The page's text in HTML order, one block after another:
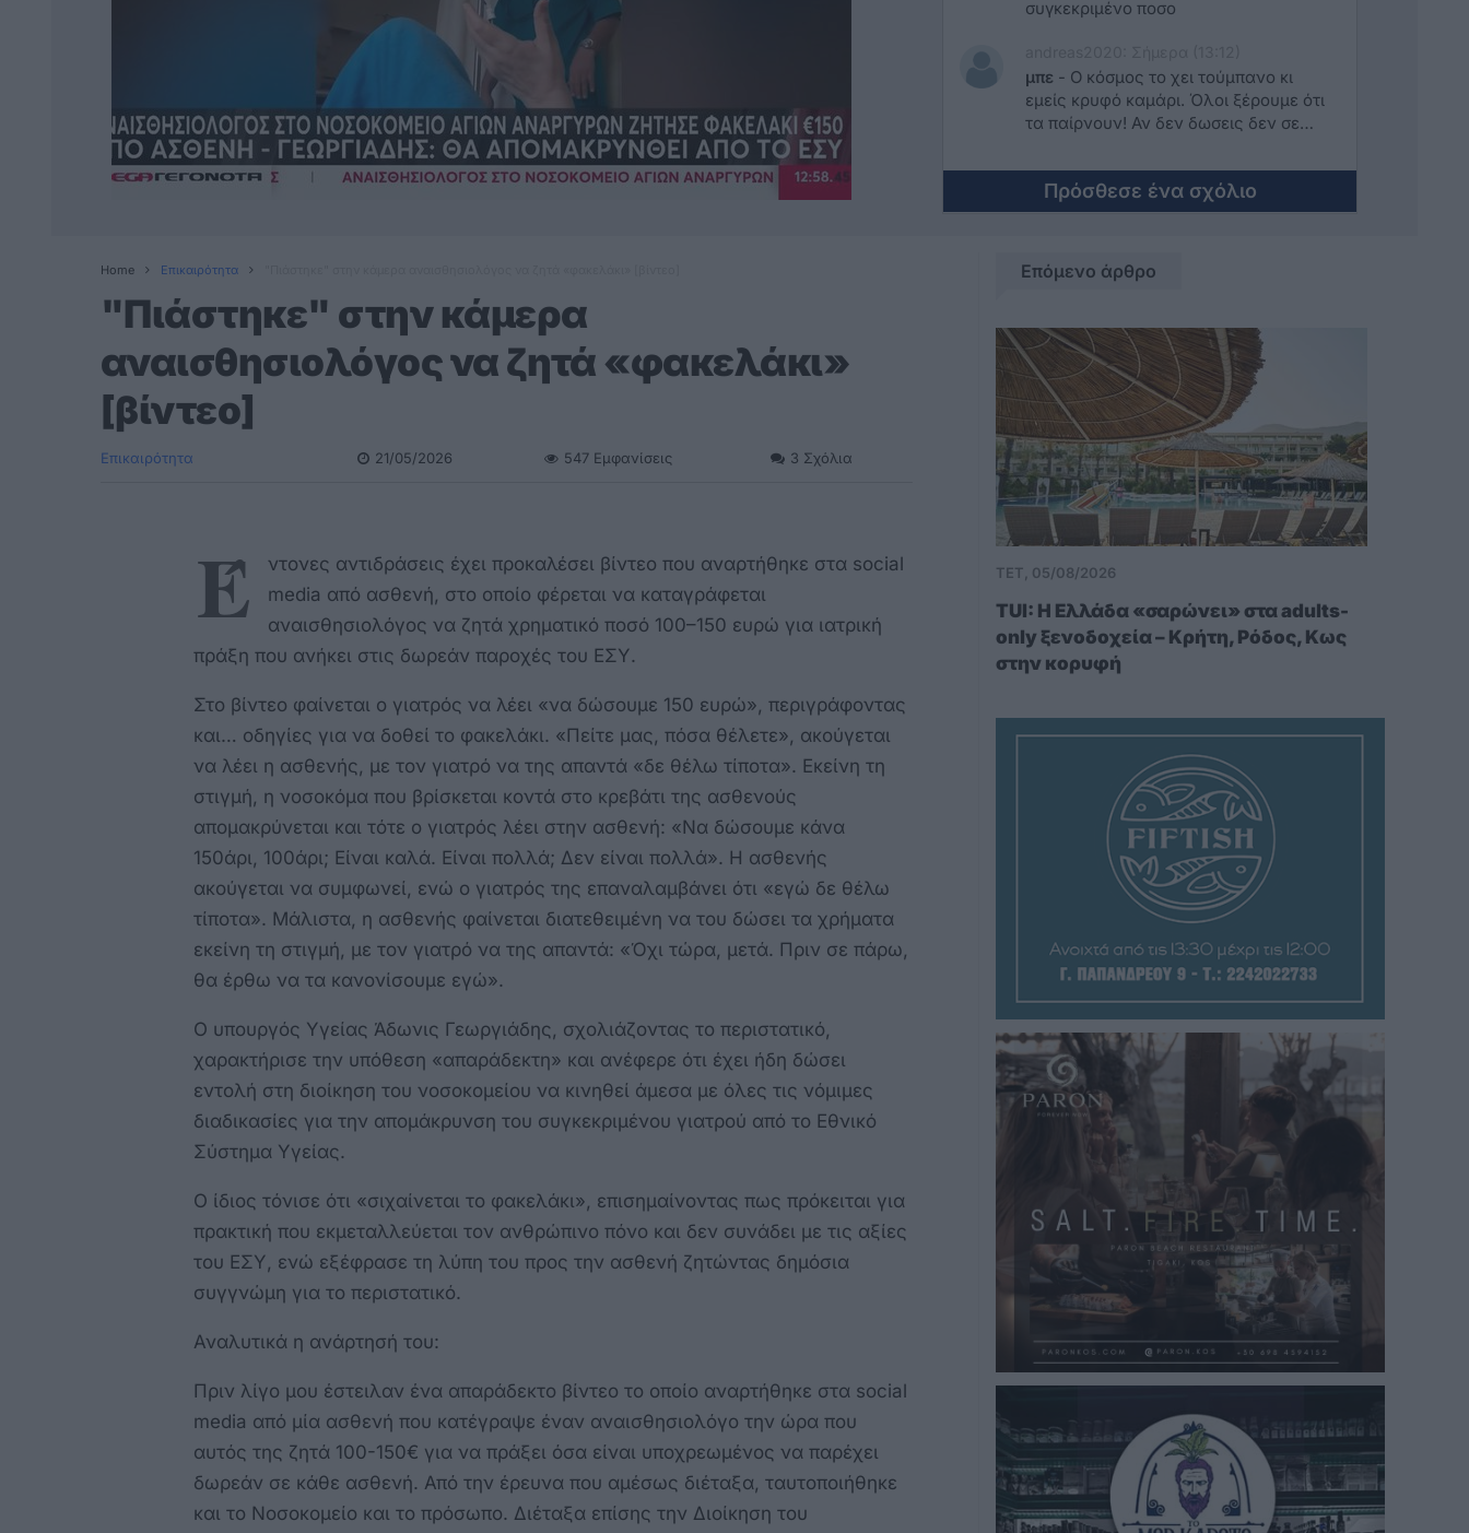
τρίτη θητεία! Υπάρχει σωτηρία γειά
συγκεκριμένο ποσο
μπε - Ο κόσμος το χει τούμπανο κι
εμείς κρυφό καμάρι. Όλοι ξέρουμε ότι
τα παίρνουν! Αν δεν δωσεις δεν σε
Πρόσθεσε ένα σχόλιο
Home Επικαιρότητα
"Πιάστηκε" στην κάμερα
αναισθησιολόγος να ζητά «φακελάκι»
[βίντεο]
Επικαιρότητα 21/05/2026 547 Εμφανίσεις 3 Σχόλια
Έ
ντονες αντιδράσεις έχει προκαλέσει βίντεο που αναρτήθηκε στα social
media από ασθενή, στο οποίο φέρεται να καταγράφεται
αναισθησιολόγος να ζητά χρηματικό ποσό 100–150 ευρώ για ιατρική
πράξη που ανήκει στις δωρεάν παροχές του ΕΣΥ.
Στο βίντεο φαίνεται ο γιατρός να λέει «να δώσουμε 150 ευρώ», περιγράφοντας
και… οδηγίες για να δοθεί το φακελάκι. «Πείτε μας, πόσα θέλετε», ακούγεται
να λέει η ασθενής, με τον γιατρό να της απαντά «δε θέλω τίποτα». Εκείνη τη
στιγμή, η νοσοκόμα που βρίσκεται κοντά στο κρεβάτι της ασθενούς
απομακρύνεται και τότε ο γιατρός λέει στην ασθενή: «Να δώσουμε κάνα
150άρι, 100άρι; Είναι καλά. Είναι πολλά; Δεν είναι πολλά». Η ασθενής
ακούγεται να συμφωνεί, ενώ ο γιατρός της επαναλαμβάνει ότι «εγώ δε θέλω
τίποτα». Μάλιστα, η ασθενής φαίνεται διατεθειμένη να του δώσει τα χρήματα
εκείνη τη στιγμή, με τον γιατρό να της απαντά: «Όχι τώρα, μετά. Πριν σε πάρω,
θα έρθω να τα κανονίσουμε εγώ».
Ο υπουργός Υγείας Άδωνις Γεωργιάδης, σχολιάζοντας το περιστατικό,
χαρακτήρισε την υπόθεση «απαράδεκτη» και ανέφερε ότι έχει ήδη δώσει
εντολή στη διοίκηση του νοσοκομείου να κινηθεί άμεσα με όλες τις νόμιμες
διαδικασίες για την απομάκρυνση του συγκεκριμένου γιατρού από το Εθνικό
Σύστημα Υγείας.
Ο ίδιος τόνισε ότι «σιχαίνεται το φακελάκι», επισημαίνοντας πως πρόκειται για
πρακτική που εκμεταλλεύεται τον ανθρώπινο πόνο και δεν συνάδει με τις αξίες
του ΕΣΥ, ενώ εξέφρασε τη λύπη του προς την ασθενή ζητώντας δημόσια
συγγνώμη για το περιστατικό.
Αναλυτικά η ανάρτησή του:
Πριν λίγο μου έστειλαν ένα απαράδεκτο βίντεο το οποίο αναρτήθηκε στα social
media από μία ασθενή που κατέγραψε έναν αναισθησιολόγο την ώρα που
αυτός της ζητά 100-150€ για να πράξει όσα είναι υποχρεωμένος να παρέχει
δωρεάν σε κάθε ασθενή. Από την έρευνα που αμέσως διέταξα, ταυτοποιήθηκε
και το Νοσοκομείο και το πρόσωπο. Διέταξα επίσης την Διοίκηση του
Επόμενο άρθρο
ΤΕΤ, 05/08/2026
TUI: Η Ελλάδα «σαρώνει» στα adults-
only ξενοδοχεία – Κρήτη, Ρόδος, Κως
στην κορυφή